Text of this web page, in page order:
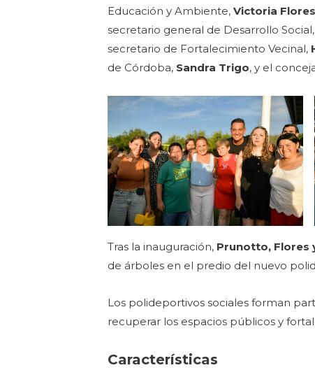
Educación y Ambiente,Victoria Flores
secretario general de Desarrollo Social,
secretario de Fortalecimiento Vecinal,
de Córdoba, Sandra Trigo, y el
Tras la inauguración, Prunotto, Flores
de árboles en el predio del nuevo
Los polideportivos sociales forman
recuperar los espacios públicos y
Características